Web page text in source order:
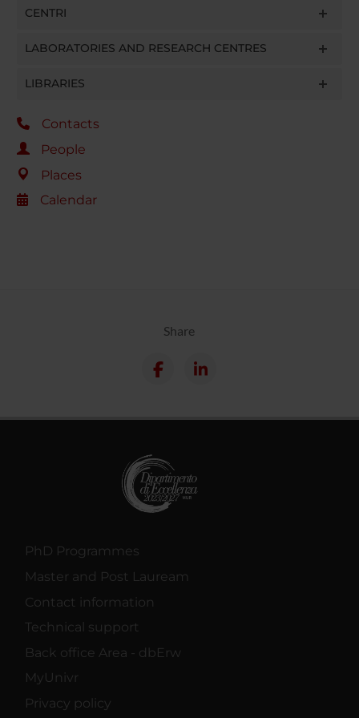
CENTRI
LABORATORIES AND RESEARCH CENTRES
LIBRARIES
Contacts
People
Places
Calendar
Share
PhD Programmes
Master and Post Lauream
Contact information
Technical support
Back office Area - dbErw
MyUnivr
Privacy policy